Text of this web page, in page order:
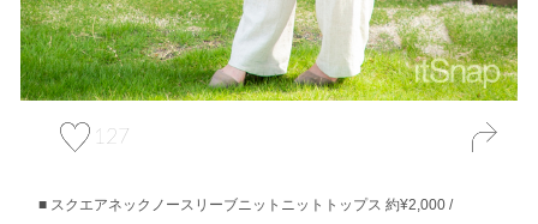
127
スクエアネックノースリーブニットニットトップス 約¥2,000 /